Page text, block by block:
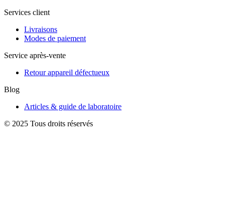
Services client
Livraisons
Modes de paiement
Service après-vente
Retour appareil défectueux
Blog
Articles & guide de laboratoire
© 2025 Tous droits réservés